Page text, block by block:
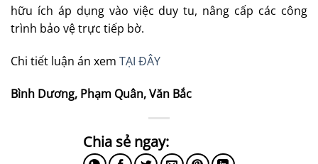
hữu ích áp dụng vào việc duy tu, nâng cấp các công
trình bảo vệ trực tiếp bờ.
Chi tiết luận án xem TẠI ĐÂY
Bình Dương, Phạm Quân, Văn Bắc